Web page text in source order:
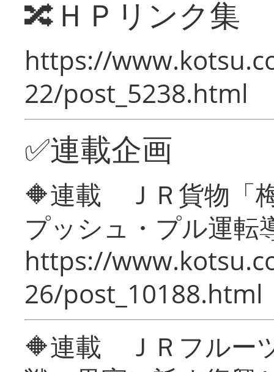
🔀ＨＰリンク集
https://
22/post_5238.html
✅連載企画
🔶連載 ＪＲ貨物「
プッシュ・プル運転
https://
26/post_10188.html
🔶連載 ＪＲフルー